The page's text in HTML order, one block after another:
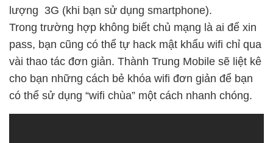
lượng 3G (khi bạn sử dụng smartphone).
Trong trường hợp không biết chủ mạng là ai để xin
pass, bạn cũng có thể tự hack mật khẩu wifi chỉ qua
vài thao tác đơn giản. Thành Trung Mobile sẽ liệt kê
cho bạn những cách bẻ khóa wifi đơn giản để bạn
có thể sử dụng “wifi chùa” một cách nhanh chóng.